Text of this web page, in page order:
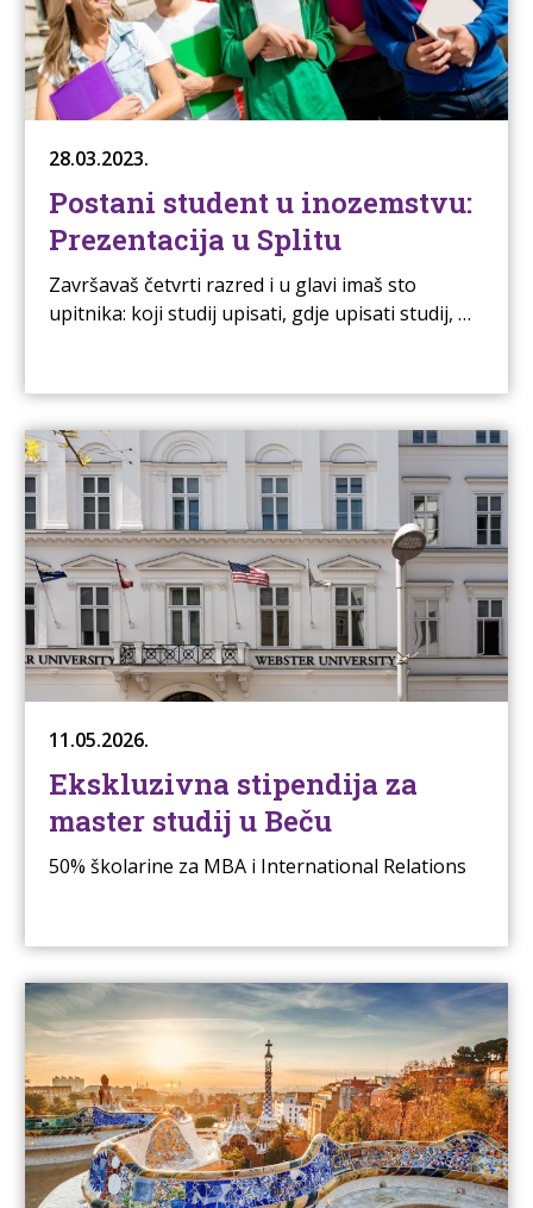
28.03.2023.
Postani student u inozemstvu:
Prezentacija u Splitu
Završavaš četvrti razred i u glavi imaš sto
upitnika: koji studij upisati, gdje upisati studij, …
11.05.2026.
Ekskluzivna stipendija za
master studij u Beču
50% školarine za MBA i International Relations